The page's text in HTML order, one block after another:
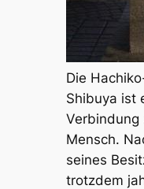
Die
Shibuya ist
Verbindung
Mensch.
seines
trotzdem